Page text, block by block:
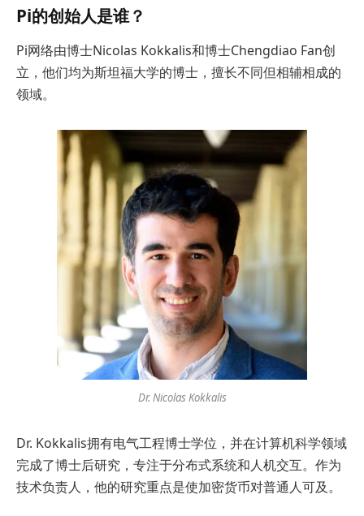
Pi的创始人是谁？
Pi网络由博士Nicolas Kokkalis和博士Chengdiao Fan创
立，他们均为斯坦福大学的博士，擅长不同但相辅相成的
领域。
Dr. Nicolas Kokkalis
Dr. Kokkalis拥有电气工程博士学位，并在计算机科学领域
完成了博士后研究，专注于分布式系统和人机交互。作为
技术负责人，他的研究重点是使加密货币对普通人可及。